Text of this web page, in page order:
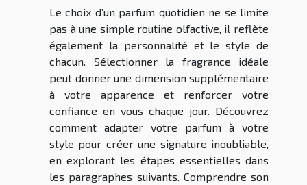
Le choix d’un parfum quotidien ne se limite
pas à une simple routine olfactive, il reflète
également la personnalité et le style de
chacun. Sélectionner la fragrance idéale
peut donner une dimension supplémentaire
à votre apparence et renforcer votre
confiance en vous chaque jour. Découvrez
comment adapter votre parfum à votre
style pour créer une signature inoubliable,
en explorant les étapes essentielles dans
les paragraphes suivants. Comprendre son